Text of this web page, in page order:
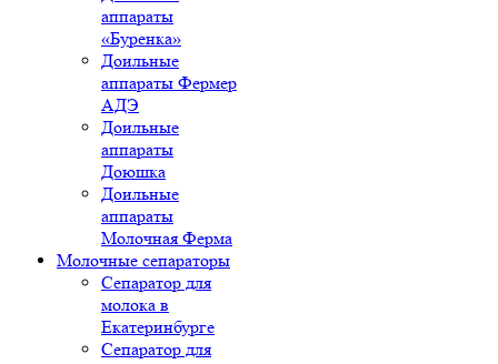
аппараты
«Буренка»
Доильные
аппараты Фермер
АДЭ
Доильные
аппараты
Доюшка
Доильные
аппараты
Молочная Ферма
Молочные сепараторы
Сепаратор для
молока в
Екатеринбурге
Сепаратор для